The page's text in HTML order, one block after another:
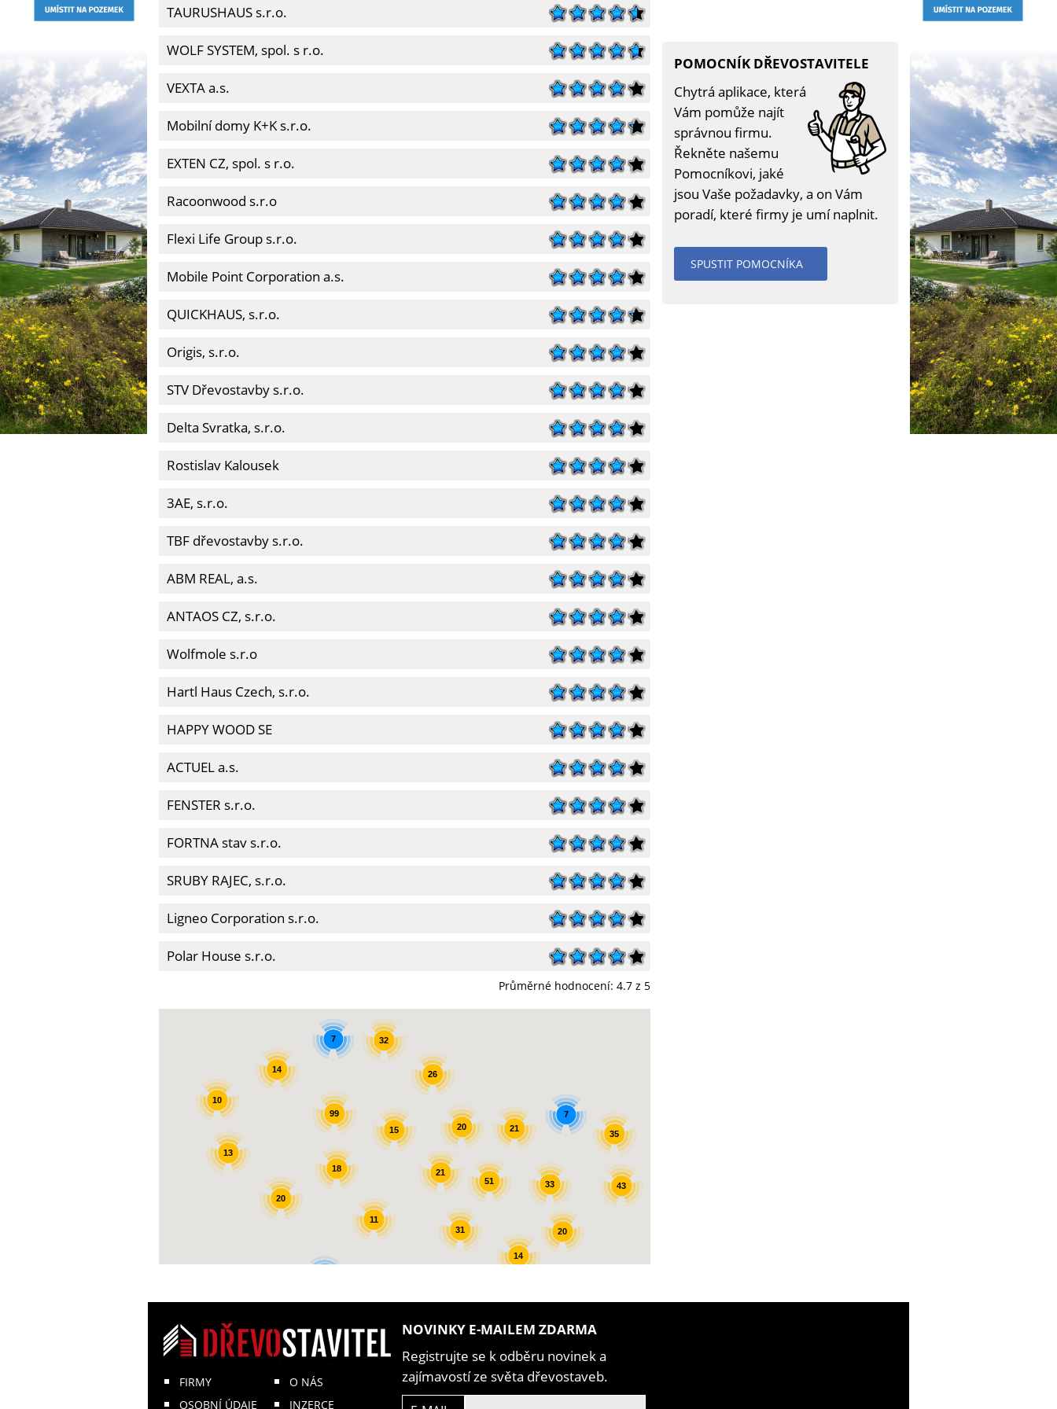
TAURUSHAUS s.r.o.
WOLF SYSTEM, spol. s r.o.
VEXTA a.s.
Mobilní domy K+K s.r.o.
EXTEN CZ, spol. s r.o.
Racoonwood s.r.o
Flexi Life Group s.r.o.
Mobile Point Corporation a.s.
QUICKHAUS, s.r.o.
Origis, s.r.o.
STV Dřevostavby s.r.o.
Delta Svratka, s.r.o.
Rostislav Kalousek
3AE, s.r.o.
TBF dřevostavby s.r.o.
ABM REAL, a.s.
ANTAOS CZ, s.r.o.
Wolfmole s.r.o
Hartl Haus Czech, s.r.o.
HAPPY WOOD SE
ACTUEL a.s.
FENSTER s.r.o.
FORTNA stav s.r.o.
SRUBY RAJEC, s.r.o.
Ligneo Corporation s.r.o.
Polar House s.r.o.
Průměrné hodnocení: 4.7 z 5
51
31
14
18
15
33
21
35
43
99 7
20
20
10
32
20
14 26
21
11
7
13
POMOCNÍK DŘEVOSTAVITELE
Chytrá aplikace, která
Vám pomůže najít
správnou firmu.
Řekněte našemu
Pomocníkovi, jaké
jsou Vaše požadavky, a on Vám
poradí, které firmy je umí naplnit.
SPUSTIT POMOCNÍKA
FIRMY
OSOBNÍ ÚDAJE
O NÁS
INZERCE
NOVINKY E-MAILEM ZDARMA
Registrujte se k odběru novinek a
zajímavostí ze světa dřevostaveb.